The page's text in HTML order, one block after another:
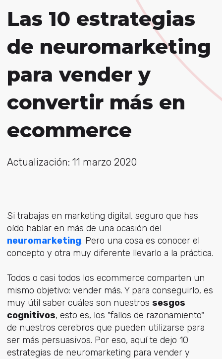
Las 10 estrategias
de neuromarketing
para vender y
convertir más en
ecommerce
Actualización: 11 marzo 2020
Si trabajas en marketing digital, seguro que has
oído hablar en más de una ocasión del
neuromarketing. Pero una cosa es conocer el
concepto y otra muy diferente llevarlo a la práctica.
Todos o casi todos los ecommerce comparten un
mismo objetivo: vender más. Y para conseguirlo, es
muy útil saber cuáles son nuestros sesgos
cognitivos, esto es, los "fallos de razonamiento"
de nuestros cerebros que pueden utilizarse para
ser más persuasivos. Por eso, aquí te dejo 10
estrategias de neuromarketing para vender y